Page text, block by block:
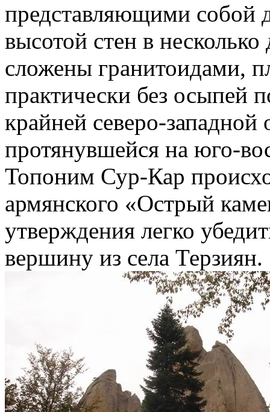
представляющими собой
высотой стен в
сложены гранитоидами,
практически без осыпей
крайней северо-
протянувшейся на юго-
Топоним Сур-Кар
армянского «Острый
утверждения легко
вершину из села Терзиян.